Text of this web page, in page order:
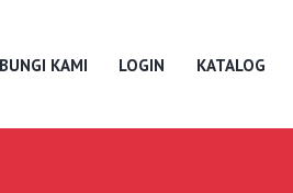
KAMI LOGIN KATALOG